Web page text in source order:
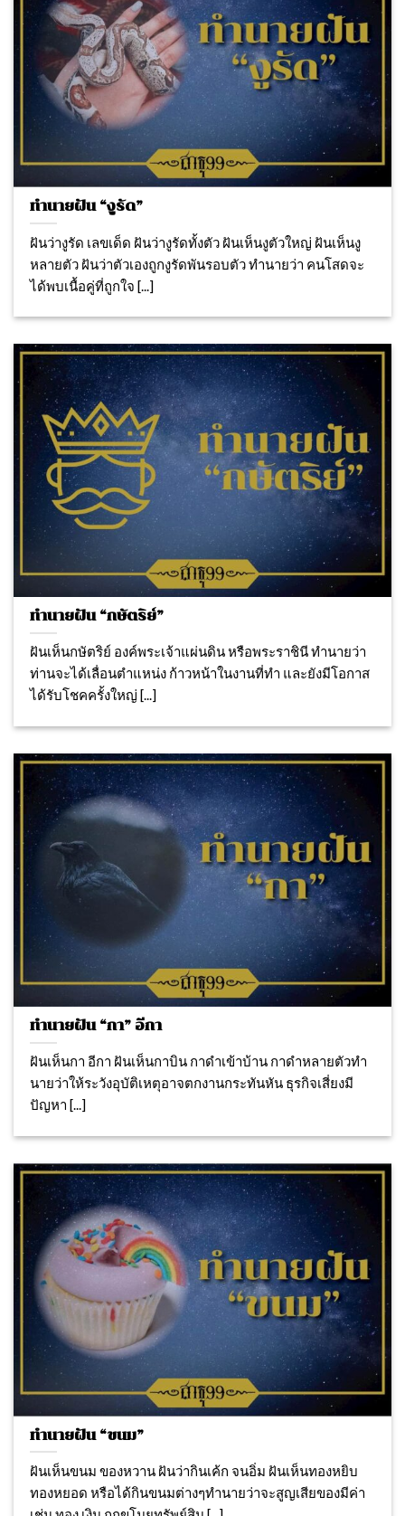
ทำนายฝัน “งูรัด”
ฝันว่างูรัด เลขเด็ด ฝันว่างูรัดทั้งตัว ฝันเห็นงูตัวใหญ่ ฝันเห็นงู
หลายตัว ฝันว่าตัวเองถูกงูรัดพันรอบตัว ทำนายว่า คนโสดจะ
ได้พบเนื้อคู่ที่ถูกใจ [...]
ทำนายฝัน “กษัตริย์”
ฝันเห็นกษัตริย์ องค์พระเจ้าแผ่นดิน หรือพระราชินี ทํานายว่า
ท่านจะได้เลื่อนตําแหน่ง ก้าวหน้าในงานที่ทำ และยังมีโอกาส
ได้รับโชคครั้งใหญ่ [...]
ทำนายฝัน “กา” อีกา
ฝันเห็นกา อีกา ฝันเห็นกาบิน กาดำเข้าบ้าน กาดำหลายตัวทํา
นายว่าให้ระวังอุบัติเหตุอาจตกงานกระทันหัน ธุรกิจเสี่ยงมี
ปัญหา [...]
ทำนายฝัน “ขนม”
ฝันเห็นขนม ของหวาน ฝันว่ากินเค้ก จนอิ่ม ฝันเห็นทองหยิบ
ทองหยอด หรือได้กินขนมต่างๆทำนายว่าจะสูญเสียของมีค่า